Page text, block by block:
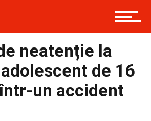
neatenție la
de 16
un accident